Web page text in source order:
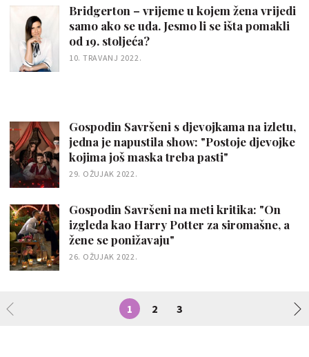
Bridgerton – vrijeme u kojem žena vrijedi
samo ako se uda. Jesmo li se išta pomakli
od 19. stoljeća?
10. TRAVANJ 2022.
Gospodin Savršeni s djevojkama na izletu,
jedna je napustila show: "Postoje djevojke
kojima još maska treba pasti"
29. OŽUJAK 2022.
Gospodin Savršeni na meti kritika: "On
izgleda kao Harry Potter za siromašne, a
žene se ponižavaju"
26. OŽUJAK 2022.
1 2 3